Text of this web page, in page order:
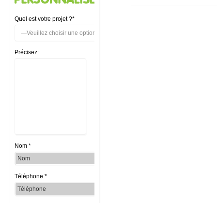
Quel est votre projet ?*
Précisez:
Nom *
Téléphone *